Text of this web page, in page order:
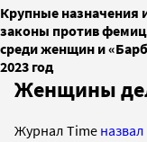
Крупные назначения
законы против
среди женщин и
2023 год
Женщины
Журнал Time назвал